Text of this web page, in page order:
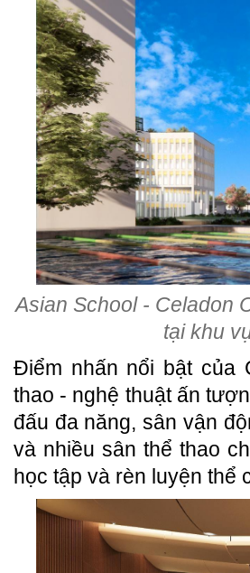
Asian School - Celadon
tại khu
Điểm nhấn nổi bật của
thao - nghệ thuật ấn
đấu đa năng, sân vận
và nhiều sân thể thao
học tập và rèn luyện thể